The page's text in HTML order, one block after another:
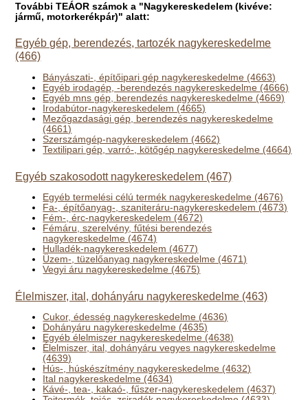
További TEÁOR számok a "Nagykereskedelem (kivéve:
jármű, motorkerékpár)" alatt:
Egyéb gép, berendezés, tartozék nagykereskedelme
(466)
Bányászati-, építőipari gép nagykereskedelme (4663)
Egyéb irodagép, -berendezés nagykereskedelme (4666)
Egyéb mns gép, berendezés nagykereskedelme (4669)
Irodabútor-nagykereskedelem (4665)
Mezőgazdasági gép, berendezés nagykereskedelme
(4661)
Szerszámgép-nagykereskedelem (4662)
Textilipari gép, varró-, kötőgép nagykereskedelme (4664)
Egyéb szakosodott nagykereskedelem (467)
Egyéb termelési célú termék nagykereskedelme (4676)
Fa-, építőanyag-, szaniteráru-nagykereskedelem (4673)
Fém-, érc-nagykereskedelem (4672)
Fémáru, szerelvény, fűtési berendezés
nagykereskedelme (4674)
Hulladék-nagykereskedelem (4677)
Üzem-, tüzelőanyag nagykereskedelme (4671)
Vegyi áru nagykereskedelme (4675)
Élelmiszer, ital, dohányáru nagykereskedelme (463)
Cukor, édesség nagykereskedelme (4636)
Dohányáru nagykereskedelme (4635)
Egyéb élelmiszer nagykereskedelme (4638)
Élelmiszer, ital, dohányáru vegyes nagykereskedelme
(4639)
Hús-, húskészítmény nagykereskedelme (4632)
Ital nagykereskedelme (4634)
Kávé-, tea-, kakaó-, fűszer-nagykereskedelem (4637)